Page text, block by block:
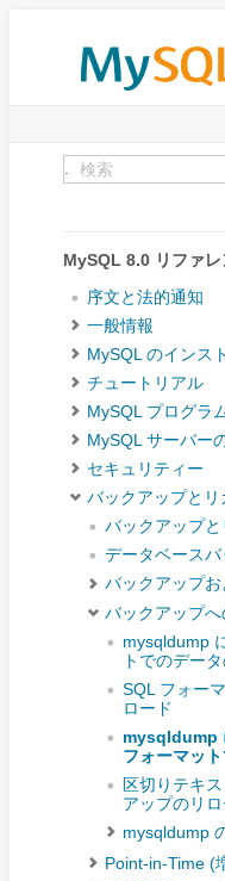
MySQL 8.0 リファ
序文と法的通知
一般情報
MySQL のインス
チュートリアル
MySQL プログラ
MySQL サーバー
セキュリティー
バックアップとリ
バックアップ
データベース
バックアップ
バックアップ
mysqldump
トでのデー
SQL フォー
ロード
mysqldump
フォーマッ
区切りテキ
アップのリロ
mysqldump
Point-in-Time (